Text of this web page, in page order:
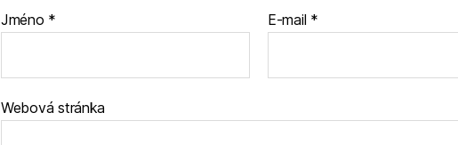
Jméno * E-mail *
Webová stránka